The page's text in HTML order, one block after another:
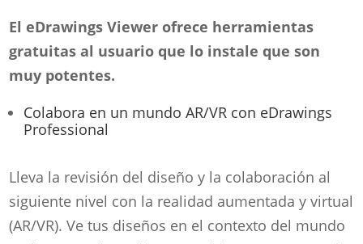
El eDrawings Viewer ofrece herramientas
gratuitas al usuario que lo instale que son
muy potentes.
Colabora en un mundo AR/VR con eDrawings
Professional
Lleva la revisión del diseño y la colaboración al
siguiente nivel con la realidad aumentada y virtual
(AR/VR). Ve tus diseños en el contexto del mundo